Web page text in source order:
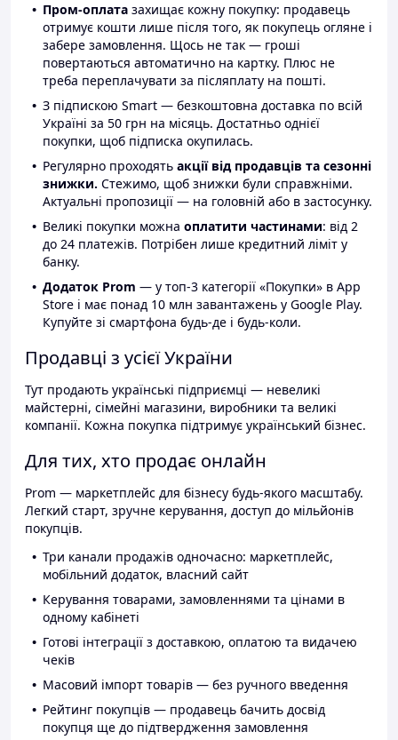
Пром-оплата захищає кожну покупку: продавець
отримує кошти лише після того, як покупець огляне і
забере замовлення. Щось не так — гроші
повертаються автоматично на картку. Плюс не
треба переплачувати за післяплату на пошті.
З підпискою Smart — безкоштовна доставка по всій
Україні за 50 грн на місяць. Достатньо однієї
покупки, щоб підписка окупилась.
Регулярно проходять акції від продавців та сезонні
знижки. Стежимо, щоб знижки були справжніми.
Актуальні пропозиції — на головній або в застосунку.
Великі покупки можна оплатити частинами: від 2
до 24 платежів. Потрібен лише кредитний ліміт у
банку.
Додаток Prom — у топ-3 категорії «Покупки» в App
Store і має понад 10 млн завантажень у Google Play.
Купуйте зі смартфона будь-де і будь-коли.
Продавці з усієї України
Тут продають українські підприємці — невеликі
майстерні, сімейні магазини, виробники та великі
компанії. Кожна покупка підтримує український бізнес.
Для тих, хто продає онлайн
Prom — маркетплейс для бізнесу будь-якого масштабу.
Легкий старт, зручне керування, доступ до мільйонів
покупців.
Три канали продажів одночасно: маркетплейс,
мобільний додаток, власний сайт
Керування товарами, замовленнями та цінами в
одному кабінеті
Готові інтеграції з доставкою, оплатою та видачею
чеків
Масовий імпорт товарів — без ручного введення
Рейтинг покупців — продавець бачить досвід
покупця ще до підтвердження замовлення